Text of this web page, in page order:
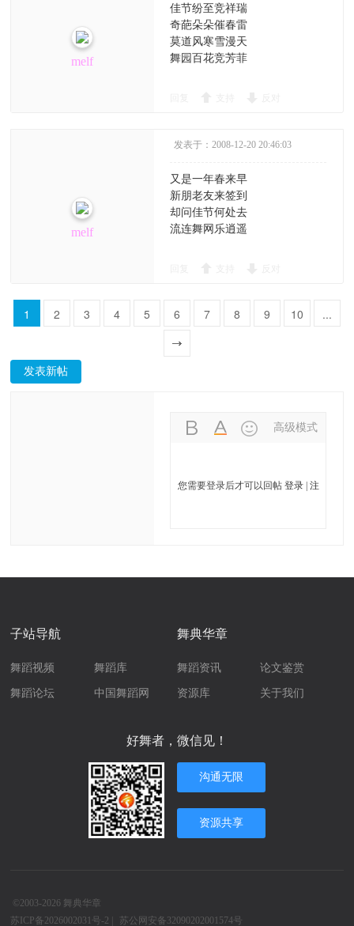
melf
佳节纷至竞祥瑞
奇葩朵朵催春雷
莫道风寒雪漫天
舞园百花竞芳菲
melf
发表于：2008-12-20 20:46:03
又是一年春来早
新朋老友来签到
却问佳节何处去
流连舞网乐逍遥
1 2 3 4 5 6 7 8 9 10
...
发表新帖
高级模式
您需要登录后才可以回帖 登录| 注
子站导航
舞蹈视频 舞蹈库
舞蹈论坛 中国舞蹈网
舞典华章
舞蹈资讯 论文鉴赏
资源库 关于我们
好舞者，微信见！
沟通无限
资源共享
©2003-2026 舞典华章
苏ICP备2026002031号-2
苏公网安备32090202001574号